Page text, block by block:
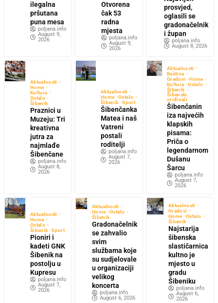
ilegalna
pršutana
puna mesa
poljana.info
August 9,
2026
Otvorena
čak 53
radna
mjesta
poljana.info
August 9,
2026
prosvjed,
oglasili se
gradonačelnik
i župan
poljana.info
August 8, 2026
Aktualnosti
Home
Kultura
Ostalo
Šibenik
Praznici u
Muzeju: Tri
kreativna
jutra za
najmlađe
Šibenčane
poljana.info
August 8,
2026
Aktualnosti
Home
Ostalo
Šibenik
Sport
Šibenčanka
Matea i naš
Vatreni
postali
roditelji
poljana.info
August 7,
2026
Aktualnosti
Baština
Gradovi
Home
Kultura
Ostalo
Šibenik
Šibenski
oriđinali
Šibenčanin
iza najvećih
klapskih
pisama:
Priča o
legendarnom
Dušanu
Šarcu
poljana.info
August 7,
2026
Aktualnosti
Home
Ostalo
Šibenik
Sport
Pioniri i
kadeti GNK
Šibenik na
postolju u
Kupresu
poljana.info
August 7,
2026
Aktualnosti
Home
Ostalo
Šibenik
Gradonačelnik
se zahvalio
svim
službama koje
su sudjelovale
u organizaciji
velikog
koncerta
poljana.info
August 6, 2026
Aktualnosti
Gradovi
Home
Ostalo
Šibenik
Najstarija
šibenska
slastičarnica
kultno je
mjesto u
gradu
Šibeniku
poljana.info
August 6,
2026